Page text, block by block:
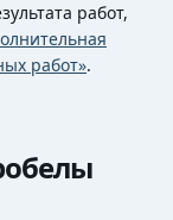
работ,
работ».